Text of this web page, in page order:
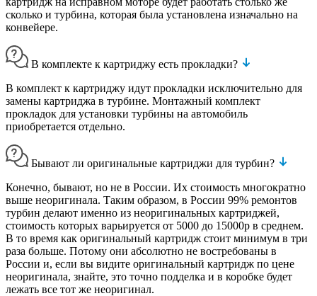
сколько и турбина, которая была установлена изначально на
конвейере.
В комплекте к картриджу есть прокладки?
В комплект к картриджу идут прокладки исключительно для
замены картриджа в турбине. Монтажный комплект
прокладок для установки турбины на автомобиль
приобретается отдельно.
Бывают ли оригинальные картриджи для турбин?
Конечно, бывают, но не в России. Их стоимость многократно
выше неоригинала. Таким образом, в России 99% ремонтов
турбин делают именно из неоригинальных картриджей,
стоимость которых варьируется от 5000 до 15000р в среднем.
В то время как оригинальный картридж стоит минимум в три
раза больше. Потому они абсолютно не востребованы в
России и, если вы видите оригинальный картридж по цене
неоригинала, знайте, это точно подделка и в коробке будет
лежать все тот же неоригинал.